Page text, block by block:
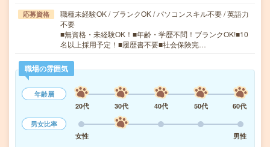
応募資格
職種未経験OK / ブランクOK / パソコンスキル不要 / 英語力
不要
■無資格・未経験OK！■年齢・学歴不問！ブランクOK!■10
名以上採用予定！■履歴書不要■社会保険完…
職場の雰囲気
年齢層
20代
30代 40代 50代
60代
男女比率
女性
男性